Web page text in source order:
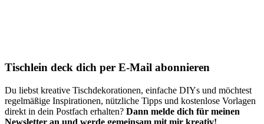
Tischlein deck dich per E-Mail abonnieren
Du liebst kreative Tischdekorationen, einfache DIYs und möchtest
regelmäßige Inspirationen, nützliche Tipps und kostenlose Vorlagen
direkt in dein Postfach erhalten? Dann melde dich für meinen